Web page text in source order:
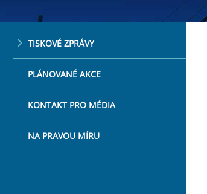
TISKOVÉ ZPRÁVY
PLÁNOVANÉ AKCE
KONTAKT PRO MÉDIA
NA PRAVOU MÍRU